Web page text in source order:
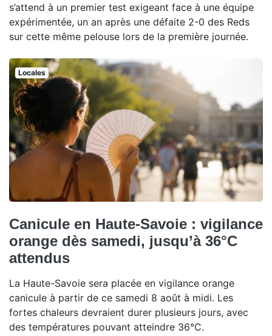
s’attend à un premier test exigeant face à une équipe
expérimentée, un an après une défaite 2-0 des Reds
sur cette même pelouse lors de la première journée.
Locales
Canicule en Haute-Savoie : vigilance
orange dès samedi, jusqu’à 36°C
attendus
La Haute-Savoie sera placée en vigilance orange
canicule à partir de ce samedi 8 août à midi. Les
fortes chaleurs devraient durer plusieurs jours, avec
des températures pouvant atteindre 36°C.